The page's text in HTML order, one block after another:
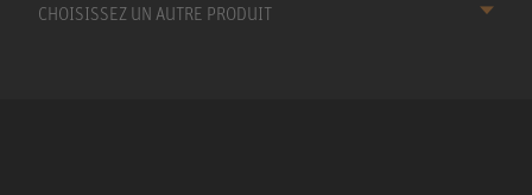
CHOISISSEZ UN AUTRE PRODUIT